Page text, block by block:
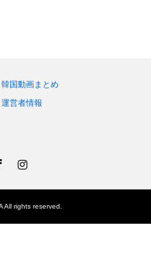
韓国動画まとめ
運営者情報
All rights reserved.